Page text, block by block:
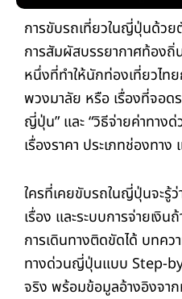
การขับรถเที่ยวในญี่ปุ่นด้วย
การสัมผัสบรรยากาศท้อง
หนึ่งที่ทำให้นักท่องเที่ยวไทย
พวงมาลัย หรือ เรื่องที่จอด
ญี่ปุ่น” และ “วิธีจ่ายค่าทา
เรื่องราคา ประเภทช่องทาง
ใครที่เคยขับรถในญี่ปุ่นจะรู้
เรื่อง และระบบการจ่ายเงิน
การเดินทางติดขัดได้ บทค
ทางด่วนญี่ปุ่นแบบ Step-
จริง พร้อมข้อมูลอ้างอิงจา